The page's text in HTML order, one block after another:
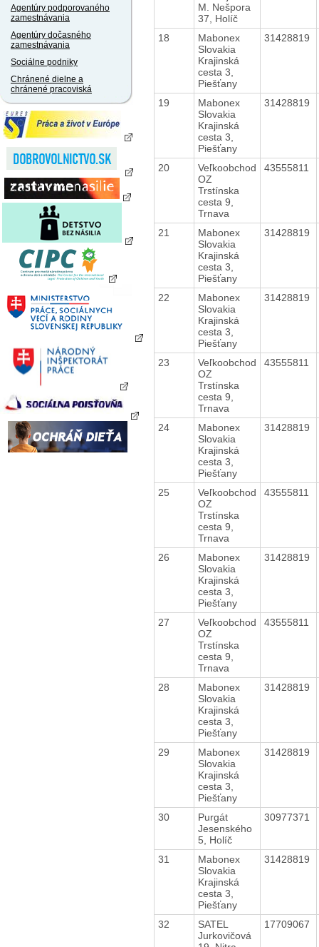
Agentúry podporovaného
zamestnávania
Agentúry dočasného
zamestnávania
Sociálne podniky
Chránené dielne a
chránené pracoviská
M. Nešpora
37, Holíč
18
Mabonex
Slovakia
Krajinská
cesta 3,
Piešťany
31428819
19
Mabonex
Slovakia
Krajinská
cesta 3,
Piešťany
31428819
20
Veľkoobchod
OZ
Trstínska
cesta 9,
Trnava
43555811
21
Mabonex
Slovakia
Krajinská
cesta 3,
Piešťany
31428819
22
Mabonex
Slovakia
Krajinská
cesta 3,
Piešťany
31428819
23
Veľkoobchod
OZ
Trstínska
cesta 9,
Trnava
43555811
24
Mabonex
Slovakia
Krajinská
cesta 3,
Piešťany
31428819
25
Veľkoobchod
OZ
Trstínska
cesta 9,
Trnava
43555811
26
Mabonex
Slovakia
Krajinská
cesta 3,
Piešťany
31428819
27
Veľkoobchod
OZ
Trstínska
cesta 9,
Trnava
43555811
28
Mabonex
Slovakia
Krajinská
cesta 3,
Piešťany
31428819
29
Mabonex
Slovakia
Krajinská
cesta 3,
Piešťany
31428819
30
Purgát
Jesenského
5, Holíč
30977371
31
Mabonex
Slovakia
Krajinská
cesta 3,
Piešťany
31428819
32
SATEL
Jurkovičová
17709067